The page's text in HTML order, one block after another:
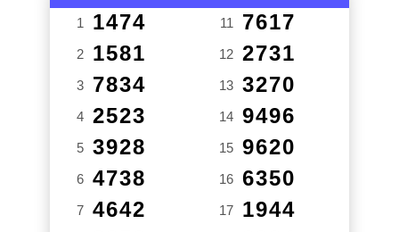
1 1474
2 1581
3 7834
4 2523
5 3928
6 4738
7 4642
11 7617
12 2731
13 3270
14 9496
15 9620
16 6350
17 1944